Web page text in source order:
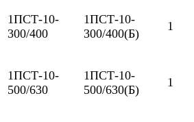
1ПСТ-10-
300/400
1ПСТ-10-
300/400(Б)
1
1ПСТ-10-
500/630
1ПСТ-10-
500/630(Б)
1